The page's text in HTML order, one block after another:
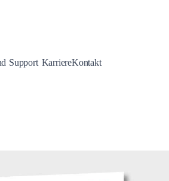
SupportToggle Dropdown
KarriereKontakt